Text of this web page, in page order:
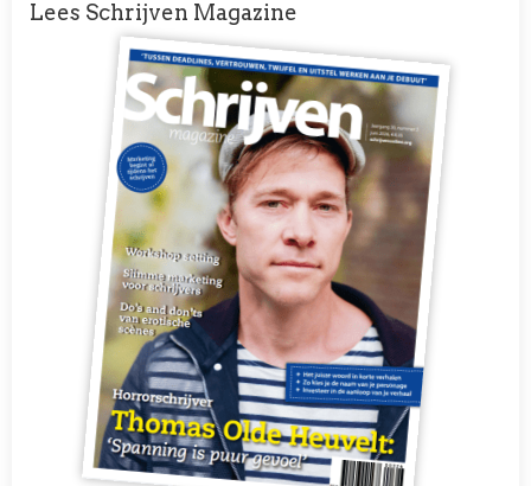
Lees Schrijven Magazine
Afbeelding